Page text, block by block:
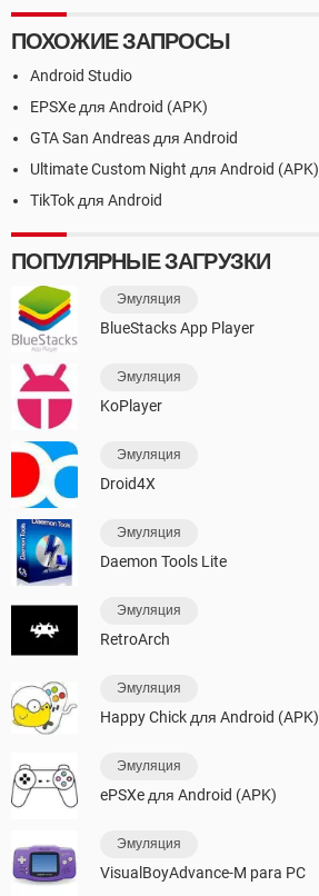
ПОХОЖИЕ ЗАПРОСЫ
Android Studio
EPSXe для Android (APK)
GTA San Andreas для Android
Ultimate Custom Night для Android (APK)
TikTok для Android
ПОПУЛЯРНЫЕ ЗАГРУЗКИ
Эмуляция
BlueStacks App Player
Эмуляция
KoPlayer
Эмуляция
Droid4X
Эмуляция
Daemon Tools Lite
Эмуляция
RetroArch
Эмуляция
Happy Chick для Android (APK)
Эмуляция
ePSXe для Android (APK)
Эмуляция
VisualBoyAdvance-M para PC